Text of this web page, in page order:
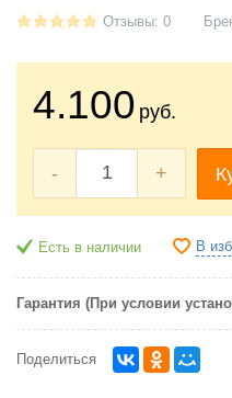
Отзывы: 0
4.100 руб.
- +
Есть в наличии В
Гарантия (При условии
Поделиться